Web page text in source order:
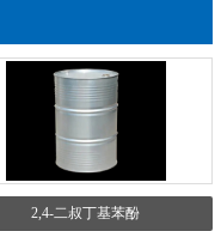
2,4-二叔丁基苯酚